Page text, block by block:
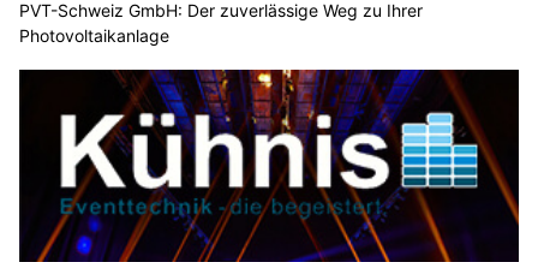
PVT-Schweiz GmbH: Der zuverlässige Weg zu Ihrer
Photovoltaikanlage